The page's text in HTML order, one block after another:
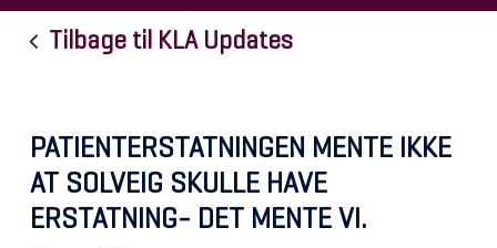
Tilbage til KLA Updates
PATIENTERSTATNINGEN MENTE IKKE
AT SOLVEIG SKULLE HAVE
ERSTATNING- DET MENTE VI.